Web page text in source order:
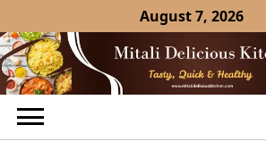
to
content
August 7, 2026